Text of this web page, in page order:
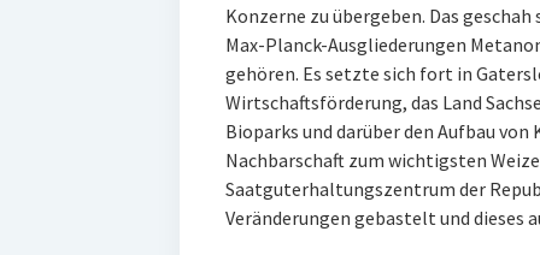
Konzerne zu übergeben. Das
Max-Planck-Ausgliederungen
gehören. Es setzte sich fort in
Wirtschaftsförderung, das Land
Bioparks und darüber den Aufbau
Nachbarschaft zum wichtigsten
Saatguterhaltungszentrum der
Veränderungen gebastelt und dieses